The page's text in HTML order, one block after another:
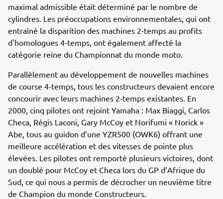
maximal admissible était déterminé par le nombre de
cylindres. Les préoccupations environnementales, qui ont
entraîné la disparition des machines 2-temps au profits
d'homologues 4-temps, ont également affecté la
catégorie reine du Championnat du monde moto.
Parallèlement au développement de nouvelles machines
de course 4-temps, tous les constructeurs devaient encore
concourir avec leurs machines 2-temps existantes. En
2000, cinq pilotes ont rejoint Yamaha : Max Biaggi, Carlos
Checa, Régis Laconi, Gary McCoy et Norifumi « Norick »
Abe, tous au guidon d’une YZR500 (OWK6) offrant une
meilleure accélération et des vitesses de pointe plus
élevées. Les pilotes ont remporté plusieurs victoires, dont
un doublé pour McCoy et Checa lors du GP d’Afrique du
Sud, ce qui nous a permis de décrocher un neuvième titre
de Champion du monde Constructeurs.